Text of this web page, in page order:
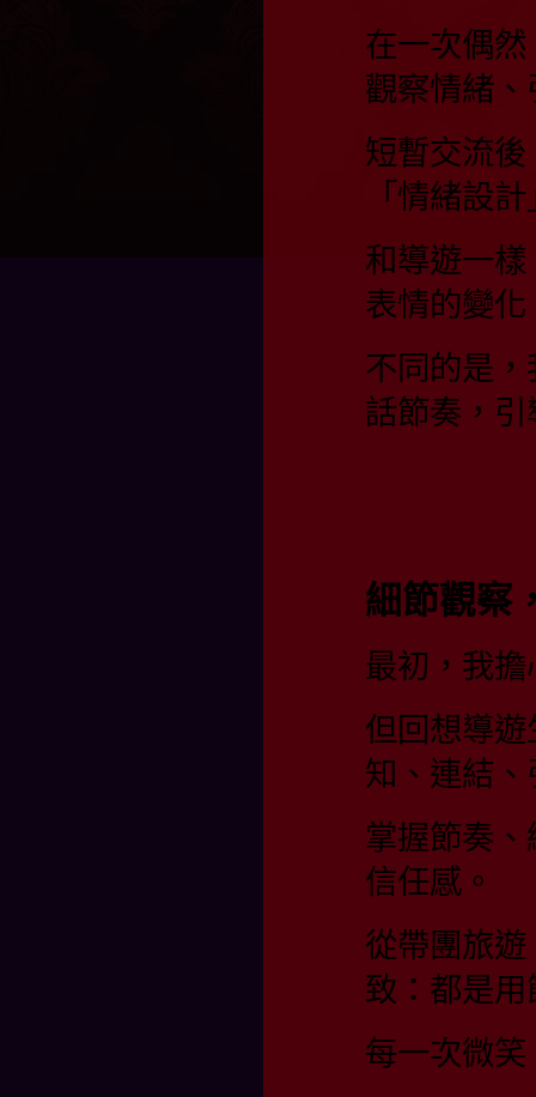
在一次偶
觀察情緒
短暫交流
「情緒設
和導遊一
表情的變
不同的是
話節奏，
細節觀察
最初，我
但回想導
知、連結、
掌握節奏
信任感。
從帶團旅
致：都是
每一次微